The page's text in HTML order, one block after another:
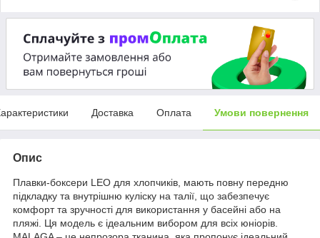
Доставка Оплата Умови повернення
Опис
Плавки-боксери LEO для хлопчиків, мають повну передню
підкладку та внутрішню куліску на талії, що забезпечує
комфорт та зручності для використання у басейні або на
пляжі. Ця модель є ідеальним вибором для всіх юніорів.